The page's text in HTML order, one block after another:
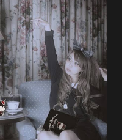
— 終末のダイヤモ
Nekozuki Mei era ex-
guitarrista, participando
franquia BanG Dream! ,
e bandas, além de atuar na
Collection (KanCo...